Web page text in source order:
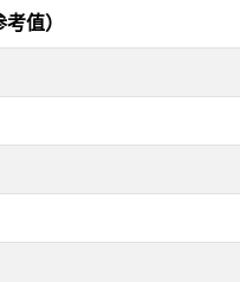
考值）